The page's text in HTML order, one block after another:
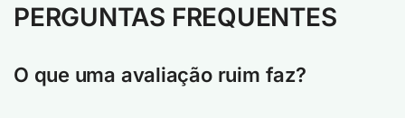
PERGUNTAS FREQUENTES
O que uma avaliação ruim faz?